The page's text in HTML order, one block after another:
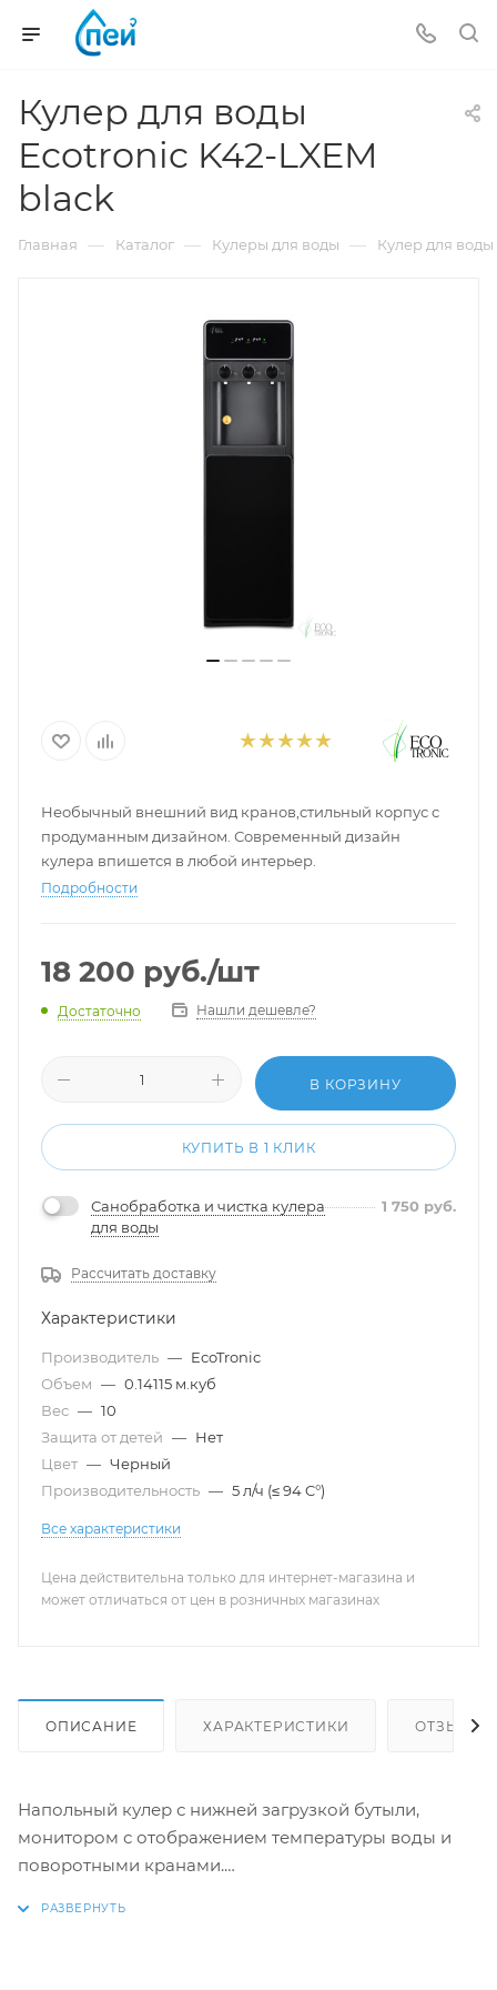
Кулер для воды
Ecotronic K42-LXEM
black
Главная — Каталог — Кулеры для воды — Кулер для
Необычный внешний вид кранов,стильный корпус с
продуманным дизайном. Современный дизайн
кулера впишется в любой интерьер.
Подробности
18 200 руб./шт
Достаточно Нашли дешевле?
В КОРЗИНУ
КУПИТЬ В 1 КЛИК
Санобработка и чистка кулера
для воды
1 750 руб.
Рассчитать доставку
Характеристики
Производитель — EcoTronic
Объем — 0.14115 м.куб
Вес — 10
Защита от детей — Нет
Цвет — Черный
Производительность — 5 л/ч (≤ 94 C°)
Все характеристики
Цена действительна только для интернет-магазина и
может отличаться от цен в розничных магазинах
ОПИСАНИЕ ХАРАКТЕРИСТИКИ ОТЗЫВЫ
Напольный кулер с нижней загрузкой бутыли,
монитором с отображением температуры воды и
поворотными кранами.